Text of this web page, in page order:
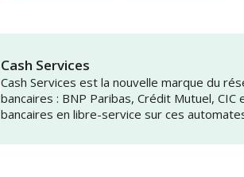
Cash Services
Cash Services est la nouvelle marque du
bancaires : BNP Paribas, Crédit Mutuel,
bancaires en libre-service sur ces